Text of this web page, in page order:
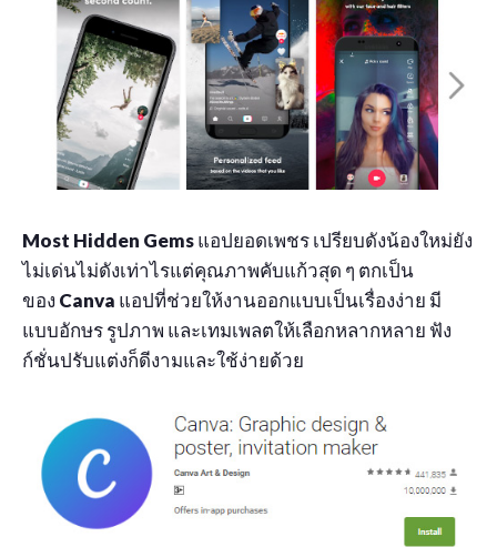
Most Hidden Gemsแอปยอดเพชร เปรียบดังน้องใหม่ยัง
ไม่เด่นไม่ดังเท่าไรแต่คุณภาพคับแก้วสุด ๆ ตกเป็น
ของ Canva แอปที่ช่วยให้งานออกแบบเป็นเรื่องง่าย มี
แบบอักษร รูปภาพ และเทมเพลตให้เลือกหลากหลาย ฟัง
ก์ชั่นปรับแต่งก็ดีงามและใช้ง่ายด้วย